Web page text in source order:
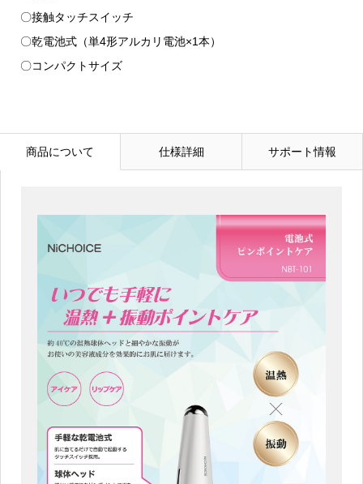
〇接触タッチスイッチ
〇乾電池式（単4形アルカリ電池×1本）
〇コンパクトサイズ
商品について 仕様詳細 サポート情報